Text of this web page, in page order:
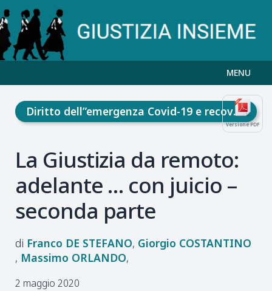
MENU
Versione PDF
Diritto dell”emergenza Covid-19 e recovery fund
La Giustizia da remoto:
adelante … con juicio –
seconda parte
Franco DE STEFANO Giorgio COSTANTINO
Massimo ORLANDO
2 maggio 2020